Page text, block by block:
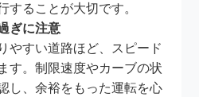
することが大切です。
ぎに注意
やすい道路ほど、スピード
す。制限速度やカーブの状
し、余裕をもった運転を心